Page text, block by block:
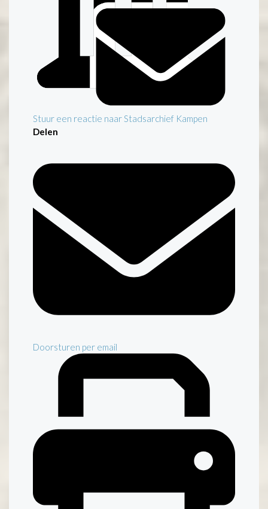
Stuur een reactie naar Stadsarchief Kampen
Delen
Doorsturen per email